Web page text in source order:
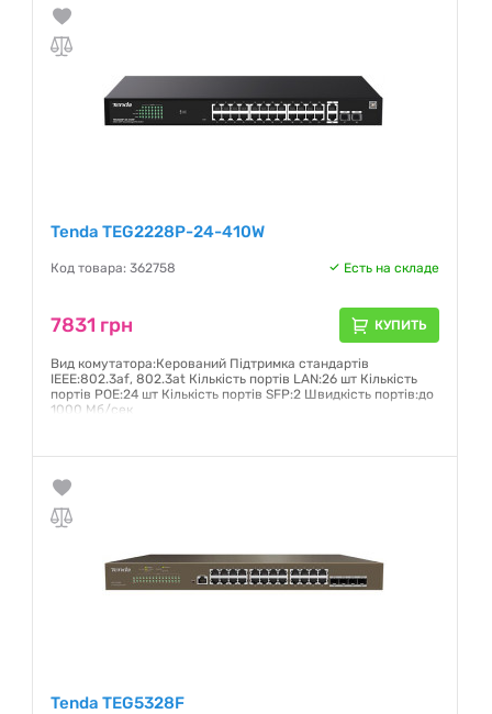
Tenda TEG2228P-24-410W
Код товара: 362758 Есть на складе
7831 грн КУПИТЬ
Вид комутатора:Керований Підтримка стандартів
IEEE:802.3af, 802.3at Кількість портів LAN:26 шт Кількість
портів РOE:24 шт Кількість портів SFP:2 Швидкість портів:до
1000 Мб/сек
Tenda TEG5328F